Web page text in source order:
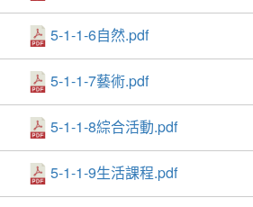
5-1-1-6自然.pdf
5-1-1-7藝術.pdf
5-1-1-8綜合活動.pdf
5-1-1-9生活課程.pdf